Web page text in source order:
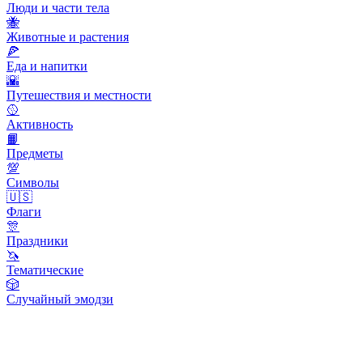
Люди и части тела
🐝
Животные и растения
🍕
Еда и напитки
🌇
Путешествия и местности
🥎
Активность
📙
Предметы
💯
Символы
🇺🇸
Флаги
🎊
Праздники
🦄
Тематические
🎲
Случайный эмодзи